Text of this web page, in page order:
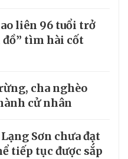
liên 96 tuổi trở
tìm hài cốt
cha nghèo
cử nhân
Sơn chưa đạt
tiếp tục được sắp